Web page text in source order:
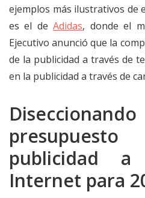
ejemplos más ilustrativos de
es el deAdidas, donde el
Ejecutivo anunció que la
de la publicidad a través de
en la publicidad a través de
publicidad
Internet para